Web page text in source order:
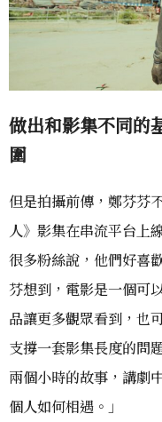
做出和影集不同的
圍
但是拍攝前傳，鄭芬芬
人》影集在串流平台上
很多粉絲說，他們好喜
芬想到，電影是一個可
品讓更多觀眾看到，也
支撐一套影集長度的問
兩個小時的故事，講劇
個人如何相遇。」